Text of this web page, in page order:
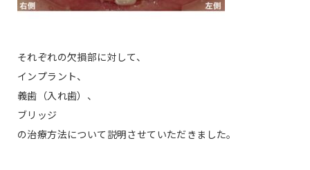
それぞれの欠損部に対して、
インプラント、
義歯（入れ歯）、
ブリッジ
の治療方法について説明させていただきました。